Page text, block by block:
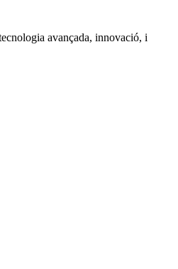
avançada, innovació, i